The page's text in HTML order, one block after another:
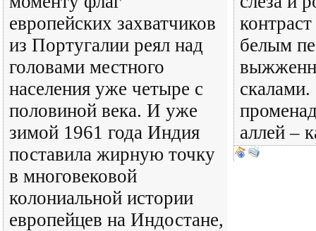
европейских захватчиков
из Португалии реял над
головами местного
населения уже четыре с
половиной века. И уже
зимой 1961 года Индия
поставила жирную точку
в многовековой
колониальной истории
европейцев на Индостане,
белым
скалами.
аллей –